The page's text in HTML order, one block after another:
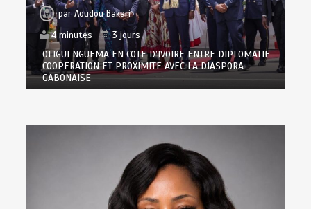
parAoudou Bakari
4 minutes
3 jours
OLIGUI NGUEMA EN COTE D’IVOIRE ENTRE DIPLOMATIE
COOPERATION ET PROXIMITE AVEC LA DIASPORA
GABONAISE